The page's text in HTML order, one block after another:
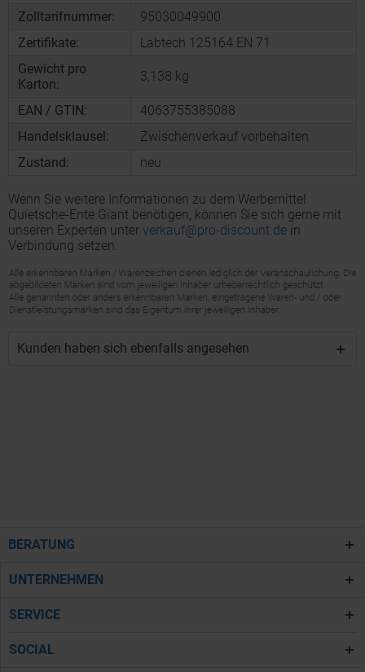
Zolltarifnummer:
95030049900
Zertifikate:
Labtech 125164 EN 71
Gewicht pro
Karton:
3,138 kg
EAN / GTIN:
4063755385088
Handelsklausel:
Zwischenverkauf vorbehalten
Zustand:
neu
Wenn Sie weitere Informationen zu dem Werbemittel
Quietsche-Ente Giant benötigen, können Sie sich gerne mit
unseren Experten unter verkauf@pro-discount.de in
Verbindung setzen.
Kunden haben sich ebenfalls angesehen
BERATUNG
UNTERNEHMEN
SERVICE
SOCIAL